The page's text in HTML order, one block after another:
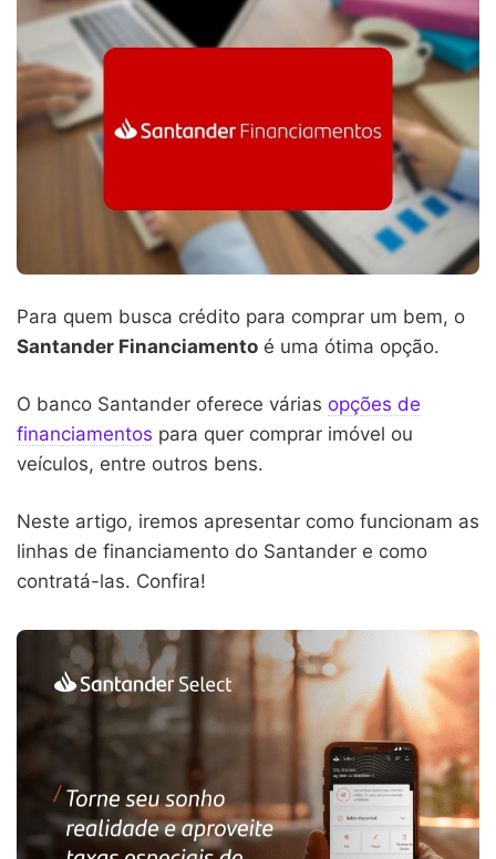
Para quem busca crédito para comprar um bem, o
Santander Financiamento é uma ótima opção.
O banco Santander oferece várias opções de
financiamentos para quer comprar imóvel ou
veículos, entre outros bens.
Neste artigo, iremos apresentar como funcionam as
linhas de financiamento do Santander e como
contratá-las. Confira!